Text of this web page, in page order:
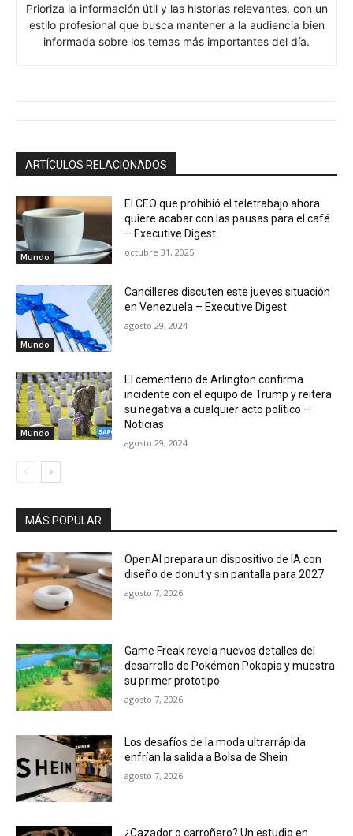
Prioriza la información útil y las historias relevantes, con un
estilo profesional que busca mantener a la audiencia bien
informada sobre los temas más importantes del día.
ARTÍCULOS RELACIONADOS
Mundo
El CEO que prohibió el teletrabajo ahora
quiere acabar con las pausas para el café
– Executive Digest
octubre 31, 2025
Mundo
Cancilleres discuten este jueves situación
en Venezuela – Executive Digest
agosto 29, 2024
Mundo
El cementerio de Arlington confirma
incidente con el equipo de Trump y reitera
su negativa a cualquier acto político –
Noticias
agosto 29, 2024
MÁS POPULAR
OpenAI prepara un dispositivo de IA con
diseño de donut y sin pantalla para 2027
agosto 7, 2026
Game Freak revela nuevos detalles del
desarrollo de Pokémon Pokopia y muestra
su primer prototipo
agosto 7, 2026
Los desafíos de la moda ultrarrápida
enfrían la salida a Bolsa de Shein
agosto 7, 2026
¿Cazador o carroñero? Un estudio en